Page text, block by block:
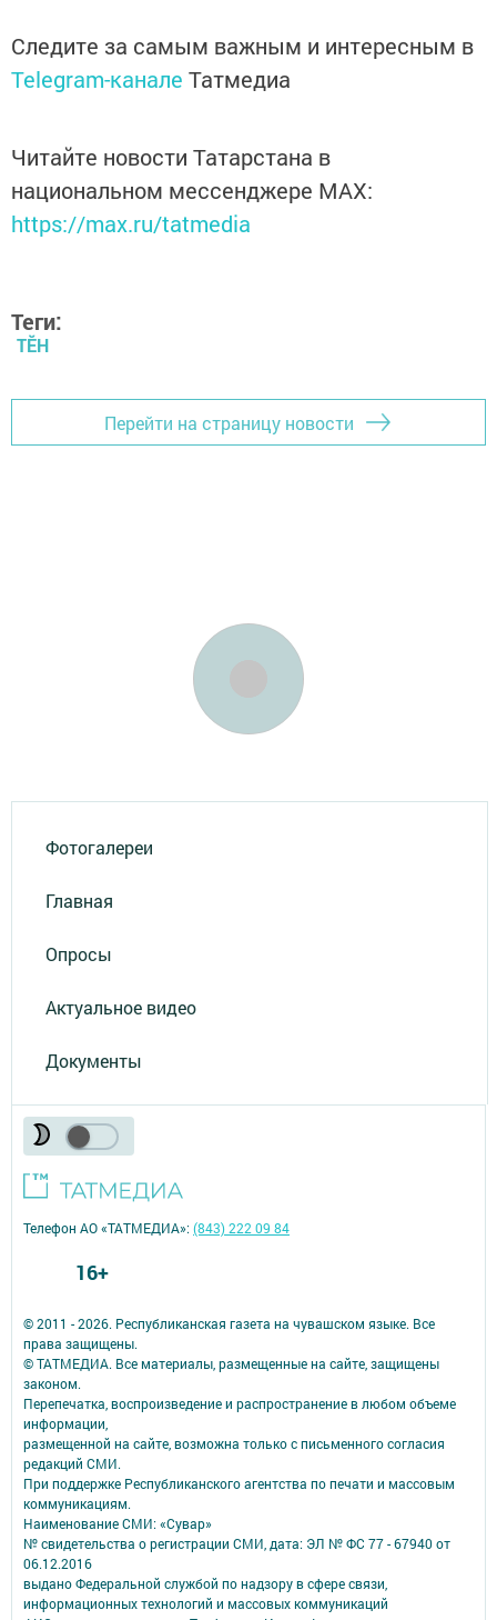
Следите за самым важным и интересным в
Telegram-канале Татмедиа
Читайте новости Татарстана в
национальном мессенджере MАХ:
https://max.ru/tatmedia
Теги:
ТӖН
Перейти на страницу новости
Фотогалереи
Главная
Опросы
Актуальное видео
Документы
© 2011 - 2026. Республиканская газета на чувашском языке. Все
права защищены.
© ТАТМЕДИА. Все материалы, размещенные на сайте, защищены
законом.
Перепечатка, воспроизведение и распространение в любом объеме
информации,
размещенной на сайте, возможна только с письменного согласия
редакций СМИ.
При поддержке Республиканского агентства по печати и массовым
коммуникациям.
Наименование СМИ: «Сувар»
№ свидетельства о регистрации СМИ, дата: ЭЛ № ФС 77 - 67940 от
06.12.2016
выдано Федеральной службой по надзору в сфере связи,
информационных технологий и массовых коммуникаций
Телефон АО «ТАТМЕДИА»:(843) 222 09 84
16+